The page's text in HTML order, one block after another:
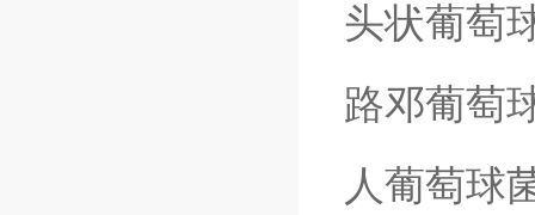
头状葡萄
路邓葡萄
人葡萄球